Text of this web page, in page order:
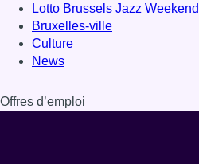
Lotto Brussels Jazz Weekend
Bruxelles-ville
Culture
News
Offres d’emploi